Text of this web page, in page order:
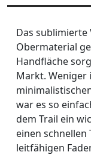
Das sublimierte
Obermaterial
Handfläche
Markt. Weniger
war es so
dem Trail ein
einen schnellen
leitfähigen